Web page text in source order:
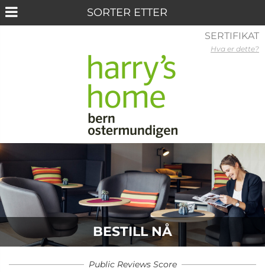
BESTILL NÅ
Public Reviews Score
SERTIFIKAT
Hva er dette?